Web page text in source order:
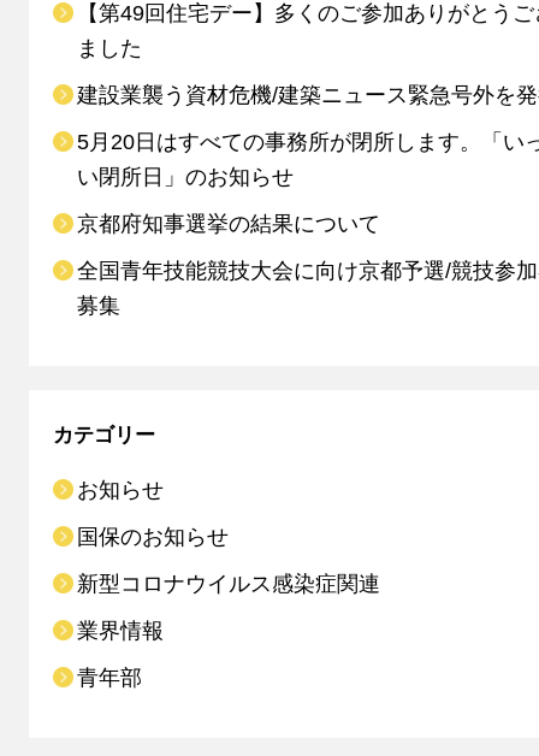
【第49回住宅デー】多くのご参加ありがとう
ました
建設業襲う資材危機/建築ニュース緊急号外を
5月20日はすべての事務所が閉所します。「い
い閉所日」のお知らせ
京都府知事選挙の結果について
全国青年技能競技大会に向け京都予選/競技参
募集
カテゴリー
お知らせ
国保のお知らせ
新型コロナウイルス感染症関連
業界情報
青年部